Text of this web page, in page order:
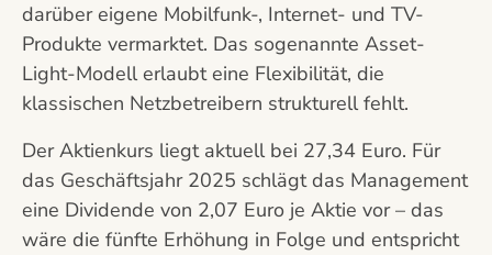
darüber eigene Mobilfunk-, Internet- und TV-
Produkte vermarktet. Das sogenannte Asset-
Light-Modell erlaubt eine Flexibilität, die
klassischen Netzbetreibern strukturell fehlt.
Der Aktienkurs liegt aktuell bei 27,34 Euro. Für
das Geschäftsjahr 2025 schlägt das Management
eine Dividende von 2,07 Euro je Aktie vor – das
wäre die fünfte Erhöhung in Folge und entspricht